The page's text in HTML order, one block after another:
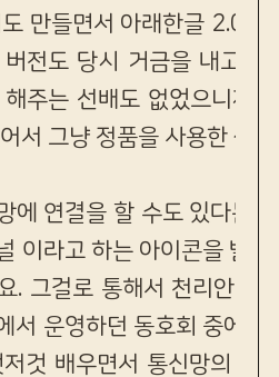
만들면서 아래한글 2.0
전도 당시 거금을 내고 구
주는 선배도 없었으니까
서 그냥 정품을 사용한 셈
에 연결을 할 수도 있다는
이라고 하는 아이콘을 발
. 그걸로 통해서 천리안에
서 운영하던 동호회 중에서
것 배우면서 통신망의 매